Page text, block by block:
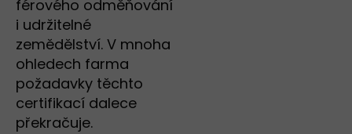
férového odměňování
i udržitelné
zemědělství. V mnoha
ohledech farma
požadavky těchto
certifikací dalece
překračuje.